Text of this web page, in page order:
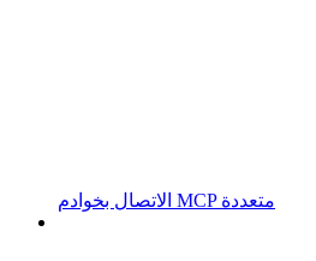
الاتصال بخوادم MCP متعددة